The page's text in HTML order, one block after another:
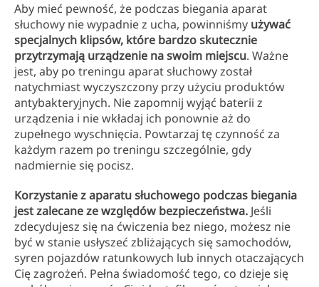
Aby mieć pewność, że podczas biegania aparat
słuchowy nie wypadnie z ucha, powinniśmy używać
specjalnych klipsów, które bardzo skutecznie
przytrzymają urządzenie na swoim miejscu. Ważne
jest, aby po treningu aparat słuchowy został
natychmiast wyczyszczony przy użyciu produktów
antybakteryjnych. Nie zapomnij wyjąć baterii z
urządzenia i nie wkładaj ich ponownie aż do
zupełnego wyschnięcia. Powtarzaj tę czynność za
każdym razem po treningu szczególnie, gdy
nadmiernie się pocisz.
Korzystanie z aparatu słuchowego podczas biegania
jest zalecane ze względów bezpieczeństwa. Jeśli
zdecydujesz się na ćwiczenia bez niego, możesz nie
być w stanie usłyszeć zbliżających się samochodów,
syren pojazdów ratunkowych lub innych otaczających
Cię zagrożeń. Pełna świadomość tego, co dzieje się